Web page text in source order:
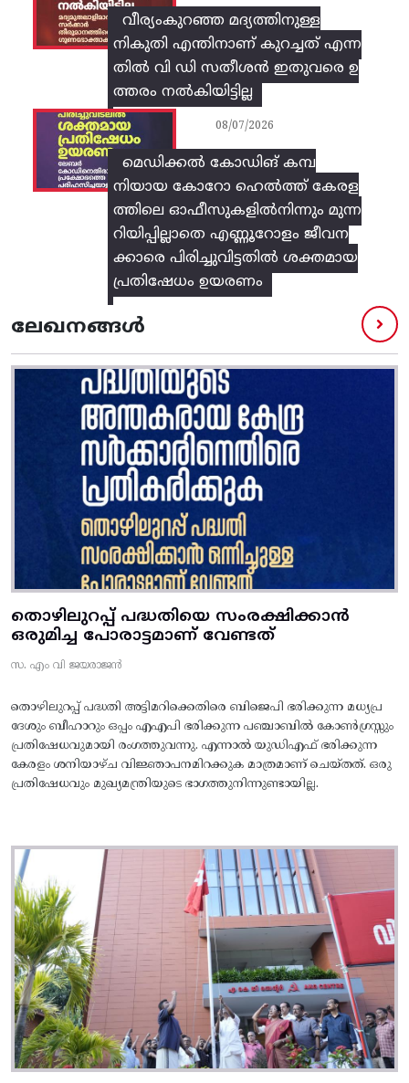
വീര്യംകുറഞ്ഞ മദ്യത്തിനുള്ള
നികുതി എന്തിനാണ് കുറച്ചത് എന്ന
തിൽ വി ഡി സതീശൻ ഇതുവരെ ഉ
ത്തരം നൽകിയിട്ടില്ല
മെഡിക്കൽ കോഡിങ് കമ്പ
നിയായ കോറോ ഹെൽത്ത് കേരള
ത്തിലെ ഓഫീസുകളിൽനിന്നും മുന്ന
റിയിപ്പില്ലാതെ എണ്ണൂറോളം ജീവന
ക്കാരെ പിരിച്ചുവിട്ടതിൽ‌ ശക്തമായ
പ്രതിഷേധം ഉയരണം
08/07/2026
ലേഖനങ്ങൾ
തൊഴിലുറപ്പ് പദ്ധതിയെ സംരക്ഷിക്കാൻ
ഒരുമിച്ച പോരാട്ടമാണ് വേണ്ടത്
സ. എം വി ജയരാജൻ
തൊഴിലുറപ്പ് പദ്ധതി അട്ടിമറിക്കെതിരെ ബിജെപി ഭരിക്കുന്ന മധ്യപ്ര
ദേശും ബീഹാറും ഒപ്പം എഎപി ഭരിക്കുന്ന പഞ്ചാബിൽ കോൺഗ്രസ്സും
പ്രതിഷേധവുമായി രംഗത്തുവന്നു. എന്നാൽ യുഡിഎഫ് ഭരിക്കുന്ന
കേരളം ശനിയാഴ്ച വിജ്ഞാപനമിറക്കുക മാത്രമാണ് ചെയ്തത്. ഒരു
പ്രതിഷേധവും മുഖ്യമന്ത്രിയുടെ ഭാഗത്തുനിന്നുണ്ടായില്ല.